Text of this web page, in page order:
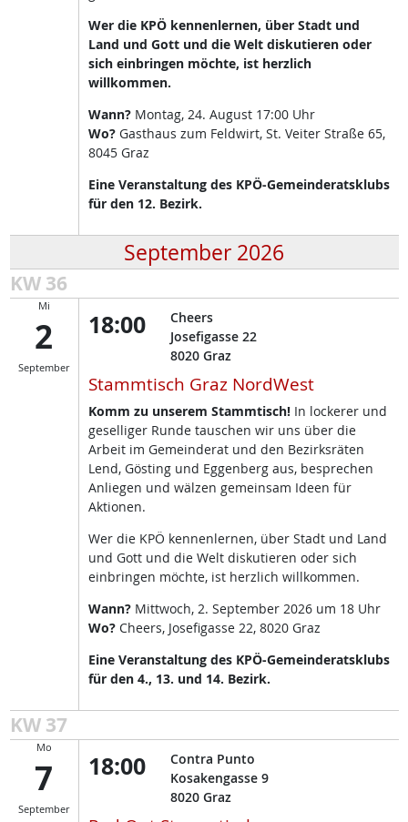
Wer die KPÖ kennenlernen, über Stadt und
Land und Gott und die Welt diskutieren oder
sich einbringen möchte, ist herzlich
willkommen.
Wann?Montag, 24. August 17:00 Uhr
Wo?Gasthaus zum Feldwirt, St. Veiter Straße 65,
8045 Graz
Eine Veranstaltung des KPÖ-Gemeinderatsklubs
für den 12. Bezirk.
September 2026
KW 36
Mi
2
September
18:00
Cheers
Josefigasse 22
8020 Graz
Stammtisch Graz NordWest
Komm zu unserem Stammtisch!In lockerer und
geselliger Runde tauschen wir uns über die
Arbeit im Gemeinderat und den Bezirksräten
Lend, Gösting und Eggenberg aus, besprechen
Anliegen und wälzen gemeinsam Ideen für
Aktionen.
Wer die KPÖ kennenlernen, über Stadt und Land
und Gott und die Welt diskutieren oder sich
einbringen möchte, ist herzlich willkommen.
Wann?Mittwoch, 2. September 2026 um 18 Uhr
Wo?Cheers, Josefigasse 22, 8020 Graz
Eine Veranstaltung des KPÖ-Gemeinderatsklubs
für den 4., 13. und 14. Bezirk.
KW 37
Mo
7
September
18:00
Contra Punto
Kosakengasse 9
8020 Graz